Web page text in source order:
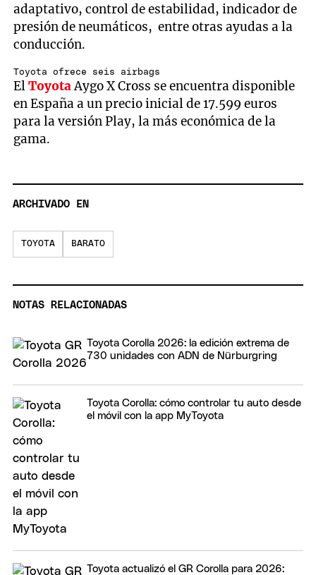
adaptativo, control de estabilidad, indicador de
presión de neumáticos, entre otras ayudas a la
conducción.
Toyota ofrece seis airbags
ElToyotaAygo X Cross se encuentra disponible
en España a un precio inicial de 17.599 euros
para la versión Play, la más económica de la
gama.
ARCHIVADO EN
TOYOTA BARATO
NOTAS RELACIONADAS
Toyota Corolla 2026: la edición extrema de
730 unidades con ADN de Nürburgring
Toyota Corolla: cómo controlar tu auto desde
el móvil con la app MyToyota
Toyota actualizó el GR Corolla para 2026: